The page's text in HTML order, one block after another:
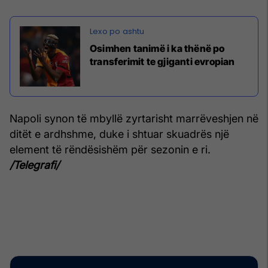
Osimhen tanimë i ka thënë po
transferimit te gjiganti evropian
Napoli synon të mbyllë zyrtarisht marrëveshjen në
ditët e ardhshme, duke i shtuar skuadrës një
element të rëndësishëm për sezonin e ri.
/Telegrafi/